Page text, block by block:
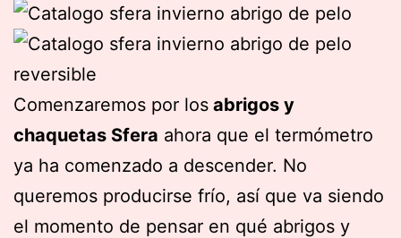
Comenzaremos por los abrigos y
chaquetas Sfera ahora que el termómetro
ya ha comenzado a descender. No
queremos producirse frío, así que va siendo
el momento de pensar en qué abrigos y